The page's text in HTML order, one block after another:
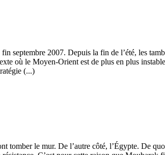
2007. Depuis la fin de l’été, les
où le Moyen-Orient est de plus en plus
(...)
tomber le mur. De l’autre côté, l’Égypte. De